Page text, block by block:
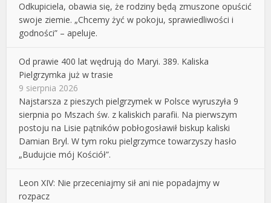
Odkupiciela, obawia się, że rodziny będą zmuszone opuścić
swoje ziemie. „Chcemy żyć w pokoju, sprawiedliwości i
godności” – apeluje.
Od prawie 400 lat wędrują do Maryi. 389. Kaliska
Pielgrzymka już w trasie
9 sierpnia 2026
Najstarsza z pieszych pielgrzymek w Polsce wyruszyła 9
sierpnia po Mszach św. z kaliskich parafii. Na pierwszym
postoju na Lisie pątników pobłogosławił biskup kaliski
Damian Bryl. W tym roku pielgrzymce towarzyszy hasło
„Budujcie mój Kościół”.
Leon XIV: Nie przeceniajmy sił ani nie popadajmy w
rozpacz